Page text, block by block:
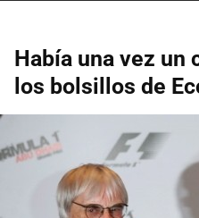
Había una vez un
los bolsillos de